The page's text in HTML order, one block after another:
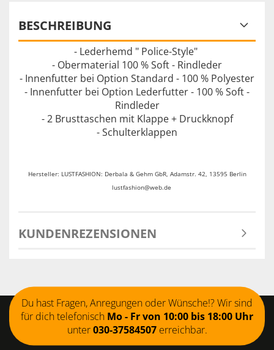
BESCHREIBUNG
- Lederhemd " Police-Style"
- Obermaterial 100 % Soft - Rindleder
- Innenfutter bei Option Standard - 100 % Polyester
- Innenfutter bei Option Lederfutter - 100 % Soft -
Rindleder
- 2 Brusttaschen mit Klappe + Druckknopf
- Schulterklappen
Hersteller: LUSTFASHION: Derbala & Gehm GbR, Adamstr. 42, 13595 Berlin
lustfashion@web.de
KUNDENREZENSIONEN
Du hast Fragen, Anregungen oder Wünsche!? Wir sind
für dich telefonisch Mo - Fr von 10:00 bis 18:00 Uhr
unter030-37584507erreichbar.